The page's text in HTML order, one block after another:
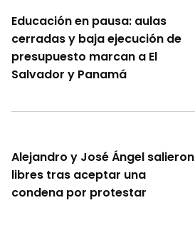
Educación en pausa: aulas
cerradas y baja ejecución de
presupuesto marcan a El
Salvador y Panamá
Alejandro y José Ángel salieron
libres tras aceptar una
condena por protestar